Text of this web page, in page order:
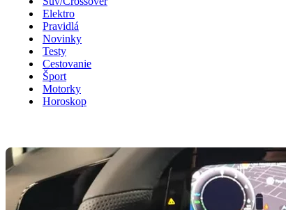
Elektro
Pravidlá
Novinky
Testy
Cestovanie
Šport
Motorky
Horoskop